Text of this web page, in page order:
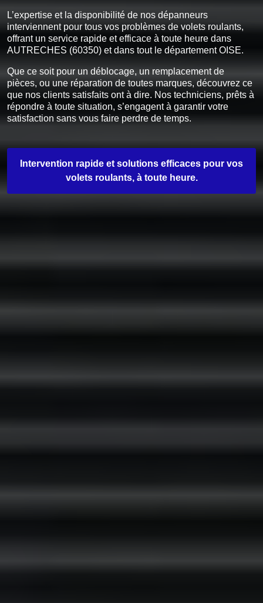
L’expertise et la disponibilité de nos dépanneurs
interviennent pour tous vos problèmes de volets roulants,
offrant un service rapide et efficace à toute heure dans
AUTRECHES (60350) et dans tout le département OISE.
Que ce soit pour un déblocage, un remplacement de
pièces, ou une réparation de toutes marques, découvrez ce
que nos clients satisfaits ont à dire. Nos techniciens, prêts à
répondre à toute situation, s’engagent à garantir votre
satisfaction sans vous faire perdre de temps.
Intervention rapide et solutions efficaces pour vos
volets roulants, à toute heure.